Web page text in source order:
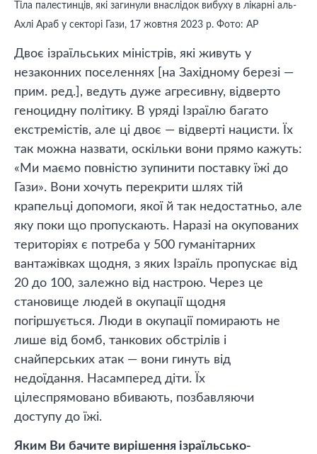
Тіла палестинців, які загинули внаслідок вибуху в лікарні аль-
Ахлі Араб у секторі Гази, 17 жовтня 2023 р. Фото: АР
Двоє ізраїльських міністрів, які живуть у
незаконних поселеннях [на Західному березі —
прим. ред.], ведуть дуже агресивну, відверто
геноцидну політику. В уряді Ізраїлю багато
екстремістів, але ці двоє — відверті нацисти. Їх
так можна назвати, оскільки вони прямо кажуть:
«Ми маємо повністю зупинити поставку їжі до
Гази». Вони хочуть перекрити шлях тій
крапельці допомоги, якої й так недостатньо, але
яку поки що пропускають. Наразі на окупованих
територіях є потреба у 500 гуманітарних
вантажівках щодня, з яких Ізраїль пропускає від
20 до 100, залежно від настрою. Через це
становище людей в окупації щодня
погіршується. Люди в окупації помирають не
лише від бомб, танкових обстрілів і
снайперських атак — вони гинуть від
недоїдання. Насамперед діти. Їх
цілеспрямовано вбивають, позбавляючи
доступу до їжі.
Яким Ви бачите вирішення ізраїльсько-